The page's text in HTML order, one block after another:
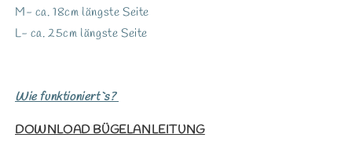
M- ca. 18cm längste Seite
L- ca. 25cm längste Seite
Wie funktioniert`s?
DOWNLOAD BÜGELANLEITUNG